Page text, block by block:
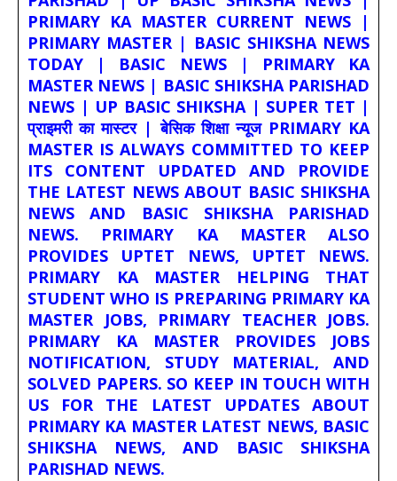
PRIMARY KA MASTER CURRENT NEWS |
PRIMARY MASTER | BASIC SHIKSHA NEWS
TODAY | BASIC NEWS | PRIMARY KA
MASTER NEWS | BASIC SHIKSHA PARISHAD
NEWS | UP BASIC SHIKSHA | SUPER TET |
प्राइमरी का मास्टर | बेसिक शिक्षा न्यूज PRIMARY KA
MASTER IS ALWAYS COMMITTED TO KEEP
ITS CONTENT UPDATED AND PROVIDE
THE LATEST NEWS ABOUT BASIC SHIKSHA
NEWS AND BASIC SHIKSHA PARISHAD
NEWS. PRIMARY KA MASTER ALSO
PROVIDES UPTET NEWS, UPTET NEWS.
PRIMARY KA MASTER HELPING THAT
STUDENT WHO IS PREPARING PRIMARY KA
MASTER JOBS, PRIMARY TEACHER JOBS.
PRIMARY KA MASTER PROVIDES JOBS
NOTIFICATION, STUDY MATERIAL, AND
SOLVED PAPERS. SO KEEP IN TOUCH WITH
US FOR THE LATEST UPDATES ABOUT
PRIMARY KA MASTER LATEST NEWS, BASIC
SHIKSHA NEWS, AND BASIC SHIKSHA
PARISHAD NEWS.